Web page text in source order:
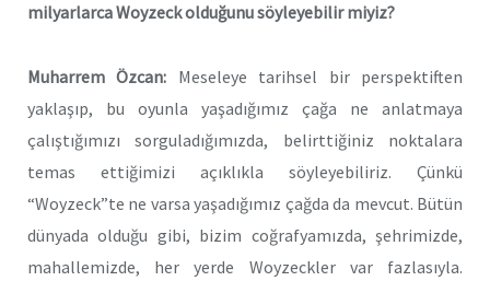
milyarlarca Woyzeck olduğunu söyleyebilir miyiz?
Muharrem Özcan: Meseleye tarihsel bir perspektiften
yaklaşıp, bu oyunla yaşadığımız çağa ne anlatmaya
çalıştığımızı sorguladığımızda, belirttiğiniz noktalara
temas ettiğimizi açıklıkla söyleyebiliriz. Çünkü
“Woyzeck”te ne varsa yaşadığımız çağda da mevcut. Bütün
dünyada olduğu gibi, bizim coğrafyamızda, şehrimizde,
mahallemizde, her yerde Woyzeckler var fazlasıyla.